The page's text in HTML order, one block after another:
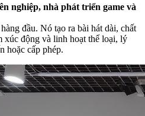
nghiệp, nhà phát triển game và
đầu. Nó tạo ra bài hát dài, chất
xúc động và linh hoạt thể loại, lý
hoặc cấp phép.